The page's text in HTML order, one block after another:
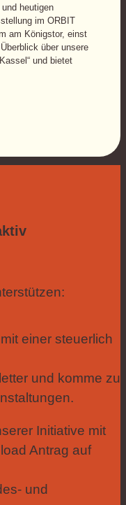
heutigen
im ORBIT
am Königstor, einst
über unsere
und bietet
einer steuerlich
und komme zu
Initiative mit
Antrag auf
und